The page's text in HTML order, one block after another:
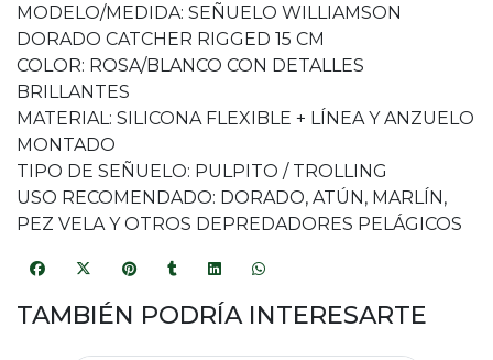
MODELO/MEDIDA: SEÑUELO WILLIAMSON
DORADO CATCHER RIGGED 15 CM
COLOR: ROSA/BLANCO CON DETALLES
BRILLANTES
MATERIAL: SILICONA FLEXIBLE + LÍNEA Y ANZUELO
MONTADO
TIPO DE SEÑUELO: PULPITO / TROLLING
USO RECOMENDADO: DORADO, ATÚN, MARLÍN,
PEZ VELA Y OTROS DEPREDADORES PELÁGICOS
TAMBIÉN PODRÍA INTERESARTE